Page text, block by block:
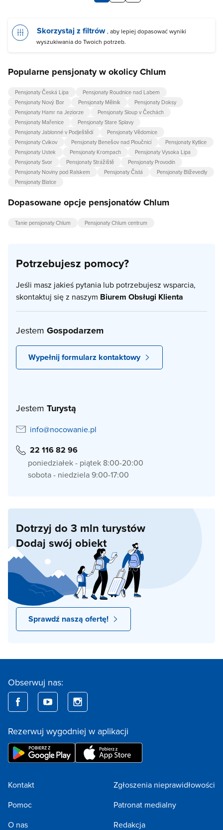
Skorzystaj z filtrów , aby lepiej dopasować wyniki
wyszukiwania do Twoich potrzeb.
Popularne pensjonaty w okolicy Chlum
Pensjonaty Česká Lípa
Pensjonaty Roudnice nad Labem
Pensjonaty Nový Bor
Pensjonaty Mělník
Pensjonaty Doksy
Pensjonaty Hamr na Jeziorze
Pensjonaty Sloup v Čechách
Pensjonaty Mařenice
Pensjonaty Stare Splavy
Pensjonaty Jablonné v Podještědí
Pensjonaty Vědomice
Pensjonaty Cvikov
Pensjonaty Benešov nad Ploučnicí
Pensjonaty Kytlice
Pensjonaty Ustek
Pensjonaty Krompach
Pensjonaty Vysoka Lipa
Pensjonaty Svor
Pensjonaty Strážiště
Pensjonaty Provodín
Pensjonaty Noviny pod Ralskem
Pensjonaty Čistá
Pensjonaty Blíževedly
Pensjonaty Blatce
Dopasowane opcje pensjonatów Chlum
Tanie pensjonaty Chlum Pensjonaty Chlum centrum
Potrzebujesz pomocy?
Jeśli masz jakieś pytania lub potrzebujesz wsparcia,
skontaktuj się z naszym Biurem Obsługi Klienta
Jestem Gospodarzem
Wypełnij formularz kontaktowy
Jestem Turystą
info@nocowanie.pl
22 116 82 96
poniedziałek - piątek 8:00-20:00
sobota - niedziela 9:00-17:00
Dotrzyj do 3 mln turystów
Dodaj swój obiekt
Sprawdź naszą ofertę!
Obserwuj nas:
Rezerwuj wygodniej w aplikacji
Kontakt
Pomoc
O nas
Zgłoszenia nieprawidłowości
Patronat medialny
Redakcja